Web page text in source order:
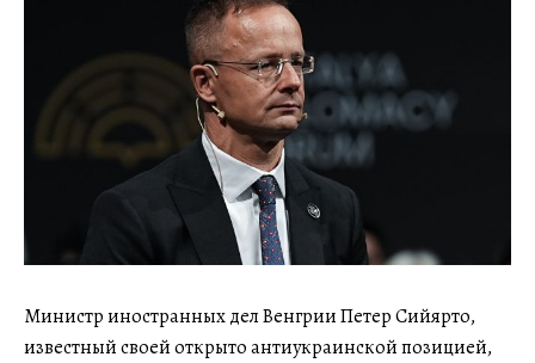
Министр иностранных дел Венгрии Петер Сийярто,
известный своей открыто антиукраинской позицией,